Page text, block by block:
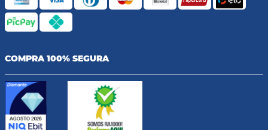
COMPRA 100% SEGURA